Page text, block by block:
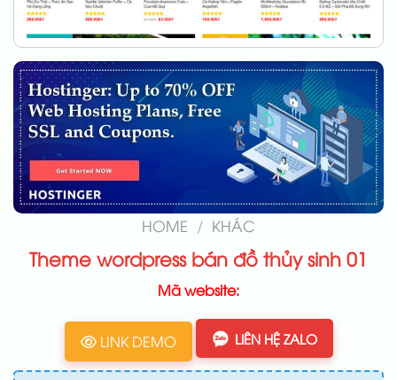
HOME / KHÁC
Theme wordpress bán đồ thủy sinh 01
Mã website:
LINK DEMO LIÊN HỆ ZALO